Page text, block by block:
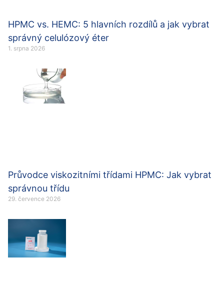
HPMC vs. HEMC: 5 hlavních rozdílů a jak vybrat
správný celulózový éter
1. srpna 2026
Průvodce viskozitními třídami HPMC: Jak vybrat
správnou třídu
29. července 2026